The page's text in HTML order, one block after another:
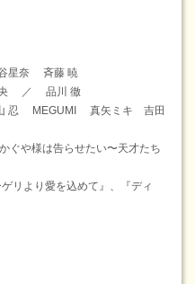
星奈 ⻫藤 暁
／ 品川 徹
忍 MEGUMI 真⽮ミキ 吉⽥
ぐや様は告らせたい〜天才たち
リより愛を込めて』、『ディ